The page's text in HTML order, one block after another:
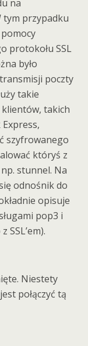
na
tym przypadku
protokołu SSL
było
poczty
takie
takich
szyfrowanego
któryś z
stunnel. Na
odnośnik do
opisuje
pop3 i
SSL’em).
Niestety
połączyć tą